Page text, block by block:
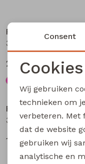
Persival
27,99
Persival
17,99
Analytische
Marketing
Consent
Cookies
Wij gebruiken
technieken om
verbeteren. Met
dat de website
gebruiken wij
analytische en